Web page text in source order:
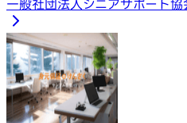
一般社団法人シニアサポート協